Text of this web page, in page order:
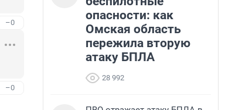
–0
–0
опасности: как
Омская область
пережила вторую
атаку БПЛА
28 992